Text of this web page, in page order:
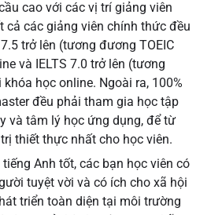
cao với các vị trí giảng viên
cả các giảng viên chính thức đều
trở lên (tương đương TOEIC
và IELTS 7.0 trở lên (tương
học online. Ngoài ra, 100%
đều phải tham gia học tập
và tâm lý học ứng dụng, để từ
thiết thực nhất cho học viên.
Anh tốt, các bạn học viên có
tuyệt vời và có ích cho xã hội
triển toàn diện tại môi trường